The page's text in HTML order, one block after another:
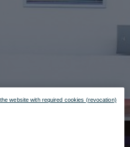
website with required cookies (revocation)